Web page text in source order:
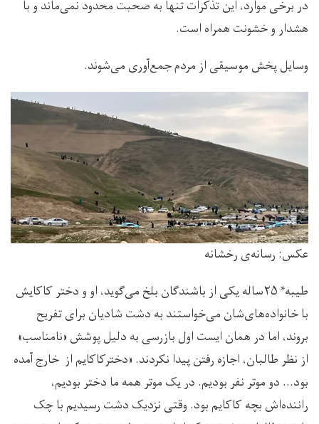
در برخی موارد، این تذکرات تنها به صحبت محدود نمی‌ماند و با
هشدار و خشونت همراه است.
وسایل پخش موسیقی از مردم جمع‌آوری می‌شوند.
عکس: رسانه‌ی رخشانه
طیبه* ۲۵ساله یکی از باشندگان بلخ می‌گوید، او و دختر کاکایش
با خانواده‌های‌شان می‌خواستند به دشت شادیان برای تفریح
بروند، اما در همان ایست اول بازرسی به دلیل پوشش «نامناسب»
از نظر طالبان، اجازه رفتن پیدا نکردند. «دخترکاکایم از خارج آمده
بود… دو موتر نفر بودیم. در یک موتر همه ما دختر بودیم،
راننده‌اش بچه کاکایم بود. وقتی نزدیک دشت رسیدیم با چک